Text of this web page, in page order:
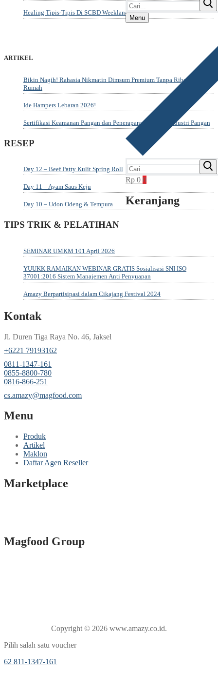
Rp 0 0
Keranjang
Menu
Healing Tipis-Tipis Di SCBD Weekland 2026
ARTIKEL
Bikin Nagih! Rahasia Nikmatin Dimsum Premium Tanpa Ribet di
Rumah
Ide Hampers Lebaran 2026!
Sertifikasi Keamanan Pangan dan Penerapannya dalam Industri Pangan
RESEP
Day 12 – Beef Patty Kulit Spring Roll
Day 11 – Ayam Saus Keju
Day 10 – Udon Odeng & Tempura
TIPS TRIK & PELATIHAN
SEMINAR UMKM 101 April 2026
YUUKK RAMAIKAN WEBINAR GRATIS Sosialisasi SNI ISO
37001:2016 Sistem Manajemen Anti Penyuapan
Amazy Berpartisipasi dalam Cikajang Festival 2024
Kontak
Jl. Duren Tiga Raya No. 46, Jaksel
‎+6221 79193162
‪0811-1347-161
‪0855-8800-780
‪0816-866-251
cs.amazy@magfood.com
Menu
Produk
Artikel
Maklon
Daftar Agen Reseller
Marketplace
Magfood Group
Copyright © 2026 www.amazy.co.id.
Pilih salah satu voucher
62 811-1347-161